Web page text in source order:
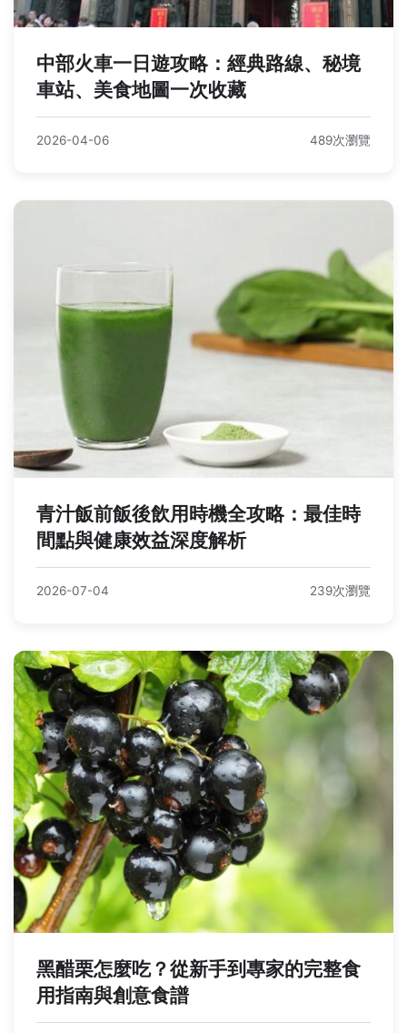
中部火車一日遊攻略：經典路線、秘境
車站、美食地圖一次收藏
2026-04-06 489次瀏覽
青汁飯前飯後飲用時機全攻略：最佳時
間點與健康效益深度解析
2026-07-04 239次瀏覽
黑醋栗怎麼吃？從新手到專家的完整食
用指南與創意食譜